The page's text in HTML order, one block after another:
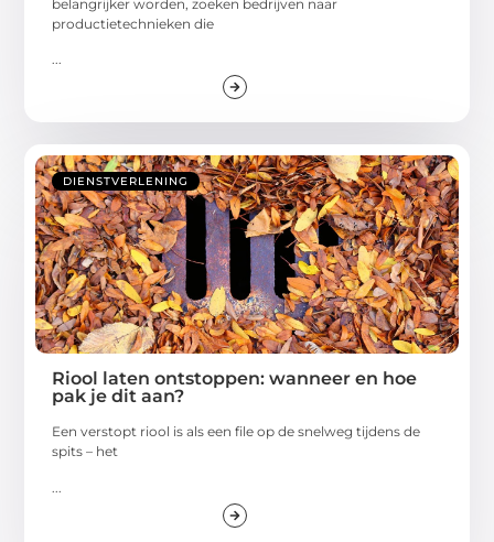
belangrijker worden, zoeken bedrijven naar
productietechnieken die
...
DIENSTVERLENING
Riool laten ontstoppen: wanneer en hoe
pak je dit aan?
Een verstopt riool is als een file op de snelweg tijdens de
spits – het